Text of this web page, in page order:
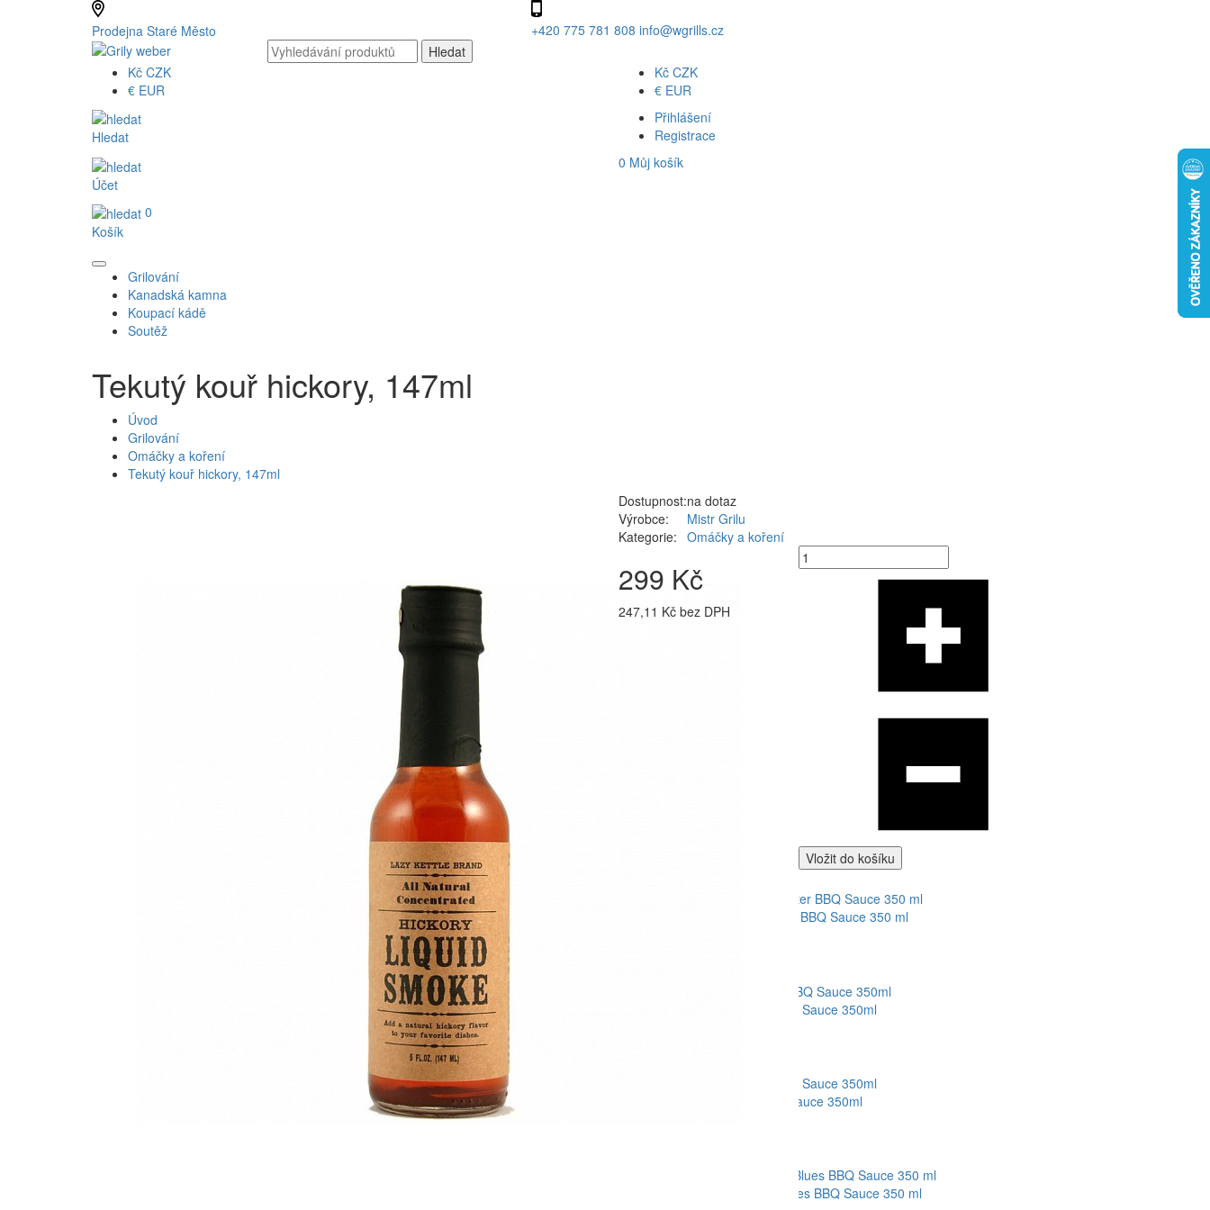
Prodejna Staré Město +420 775 781 808 info@wgrills.cz
Kč CZK
€ EUR
Hledat
Účet
0
Košík
Kč CZK
€ EUR
Přihlášení
Registrace
0 Můj košík
Grilování
Kanadská kamna
Koupací kádě
Soutěž
Tekutý kouř hickory, 147ml
Úvod
Grilování
Omáčky a koření
Tekutý kouř hickory, 147ml
Dostupnost:na dotaz
Výrobce:
Mistr Grilu
Kategorie: Omáčky a koření
299 Kč
247,11 Kč bez DPH
Vložit do košíku
American Stockyard KC Pitmaster BBQ Sauce 350 ml
Stockyard Texas Hill Country BBQ Sauce 350ml
Stockyard Smoky Mustard BBQ Sauce 350ml
American Stockyard Southern Blues BBQ Sauce 350 ml